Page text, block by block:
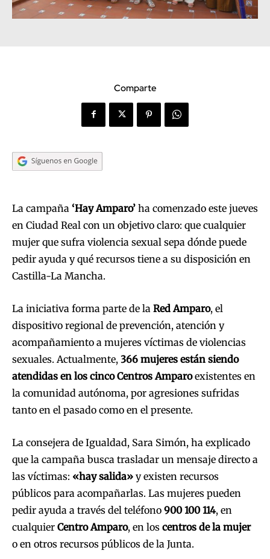
Comparte
La campaña ‘Hay Amparo’ ha comenzado este jueves
en Ciudad Real con un objetivo claro: que cualquier
mujer que sufra violencia sexual sepa dónde puede
pedir ayuda y qué recursos tiene a su disposición en
Castilla-La Mancha.
La iniciativa forma parte de la Red Amparo, el
dispositivo regional de prevención, atención y
acompañamiento a mujeres víctimas de violencias
sexuales. Actualmente, 366 mujeres están siendo
atendidas en los cinco Centros Amparoexistentes en
la comunidad autónoma, por agresiones sufridas
tanto en el pasado como en el presente.
La consejera de Igualdad, Sara Simón, ha explicado
que la campaña busca trasladar un mensaje directo a
las víctimas: «hay salida» y existen recursos
públicos para acompañarlas. Las mujeres pueden
pedir ayuda a través del teléfono 900 100 114, en
cualquier Centro Amparo, en los centros de la mujer
o en otros recursos públicos de la Junta.